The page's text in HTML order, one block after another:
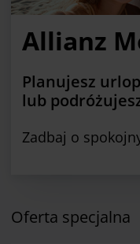
Allianz
Planujesz
lub
Zadbaj o
Oferta specjalna